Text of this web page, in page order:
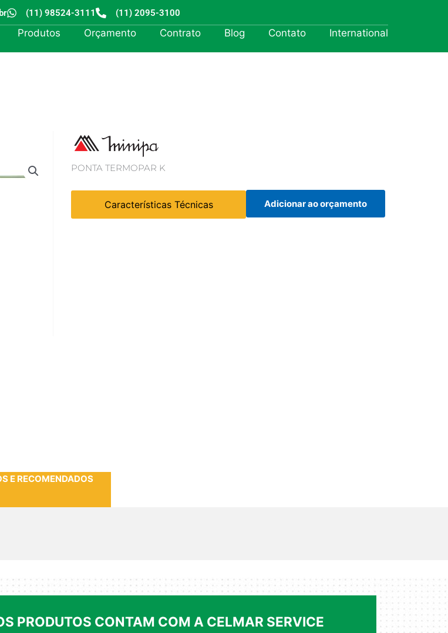
(11) 98524-3111 (11) 2095-3100
Produtos Orçamento Contrato Blog Contato International
PONTA TERMOPAR K
Características Técnicas Adicionar ao orçamento
E RECOMENDADOS
PRODUTOS CONTAM COM A CELMAR SERVICE